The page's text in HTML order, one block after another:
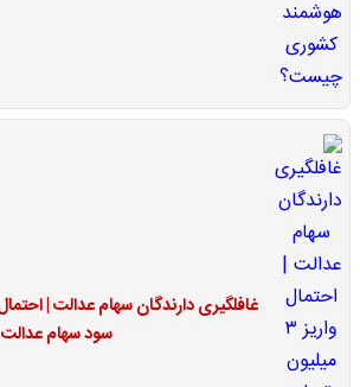
سود سهام عدالت